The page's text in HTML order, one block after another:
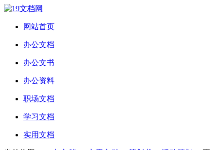
网站首页
办公文档
办公文书
办公资料
职场文档
学习文档
实用文档